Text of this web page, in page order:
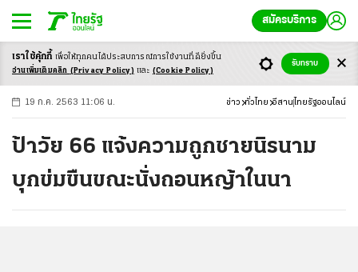
สมัครบริการ
-ก ก ก+
19 ก.ค. 2563 11:06 น. ข่าว ทั่วไทย อีสาน ไทยรัฐออนไลน์
ป้าวัย 66 แจ้งความถูกชายนิรนาม
บุกข่มขืนขณะนั่งถอนหญ้าในนา
เราใช้คุ้กกี้ เพื่อให้ทุกคนได้ประสบการณ์การใช้งานที่ดียิ่งขึ้น
อ่านเพิ่มเติมคลิก (Privacy Policy) และ (Cookie Policy)
รับทราบ